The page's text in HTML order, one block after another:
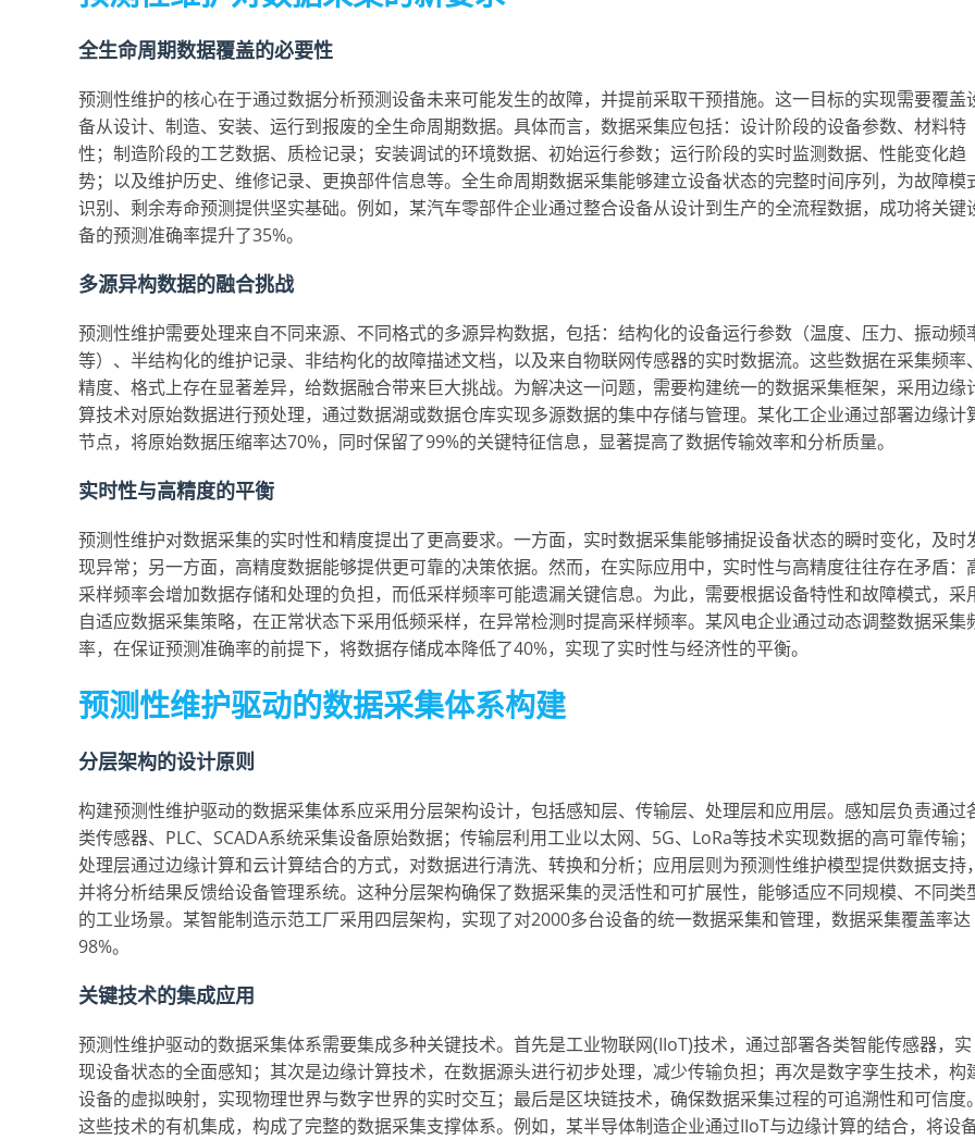
全生命周期数据覆盖的必要性
预测性维护的核心在于通过数据分析预测设备未来可能发生的故障，并提前采取干预措施。这一目标的实现需要覆盖
备从设计、制造、安装、运行到报废的全生命周期数据。具体而言，数据采集应包括：设计阶段的设备参数、材料特
性；制造阶段的工艺数据、质检记录；安装调试的环境数据、初始运行参数；运行阶段的实时监测数据、性能变化趋
势；以及维护历史、维修记录、更换部件信息等。全生命周期数据采集能够建立设备状态的完整时间序列，为故障模
识别、剩余寿命预测提供坚实基础。例如，某汽车零部件企业通过整合设备从设计到生产的全流程数据，成功将关键
备的预测准确率提升了35%。
多源异构数据的融合挑战
预测性维护需要处理来自不同来源、不同格式的多源异构数据，包括：结构化的设备运行参数（温度、压力、振动频
等）、半结构化的维护记录、非结构化的故障描述文档，以及来自物联网传感器的实时数据流。这些数据在采集频率、
精度、格式上存在显著差异，给数据融合带来巨大挑战。为解决这一问题，需要构建统一的数据采集框架，采用边缘
算技术对原始数据进行预处理，通过数据湖或数据仓库实现多源数据的集中存储与管理。某化工企业通过部署边缘计
节点，将原始数据压缩率达70%，同时保留了99%的关键特征信息，显著提高了数据传输效率和分析质量。
实时性与高精度的平衡
预测性维护对数据采集的实时性和精度提出了更高要求。一方面，实时数据采集能够捕捉设备状态的瞬时变化，及时
现异常；另一方面，高精度数据能够提供更可靠的决策依据。然而，在实际应用中，实时性与高精度往往存在矛盾：
采样频率会增加数据存储和处理的负担，而低采样频率可能遗漏关键信息。为此，需要根据设备特性和故障模式，采
自适应数据采集策略，在正常状态下采用低频采样，在异常检测时提高采样频率。某风电企业通过动态调整数据采集
率，在保证预测准确率的前提下，将数据存储成本降低了40%，实现了实时性与经济性的平衡。
预测性维护驱动的数据采集体系构建
分层架构的设计原则
构建预测性维护驱动的数据采集体系应采用分层架构设计，包括感知层、传输层、处理层和应用层。感知层负责通过
类传感器、PLC、SCADA系统采集设备原始数据；传输层利用工业以太网、5G、LoRa等技术实现数据的高可靠传输；
处理层通过边缘计算和云计算结合的方式，对数据进行清洗、转换和分析；应用层则为预测性维护模型提供数据支持，
并将分析结果反馈给设备管理系统。这种分层架构确保了数据采集的灵活性和可扩展性，能够适应不同规模、不同类
的工业场景。某智能制造示范工厂采用四层架构，实现了对2000多台设备的统一数据采集和管理，数据采集覆盖率达
98%。
关键技术的集成应用
预测性维护驱动的数据采集体系需要集成多种关键技术。首先是工业物联网(IIoT)技术，通过部署各类智能传感器，实
现设备状态的全面感知；其次是边缘计算技术，在数据源头进行初步处理，减少传输负担；再次是数字孪生技术，构
设备的虚拟映射，实现物理世界与数字世界的实时交互；最后是区块链技术，确保数据采集过程的可追溯性和可信度。
这些技术的有机集成，构成了完整的数据采集支撑体系。例如，某半导体制造企业通过IIoT与边缘计算的结合，将设